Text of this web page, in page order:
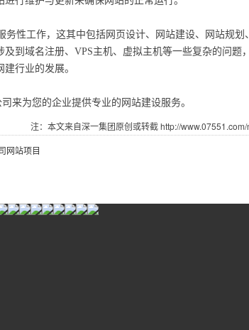
性工作，这其中包括网页设计、网站建设、网站规划
到域名注册、VPS主机、虚拟主机等一些复杂的问题
行业的发展。
为您的企业提供专业的网站建设服务。
注：本文来自深一集团原创或转截 http://
网站项目